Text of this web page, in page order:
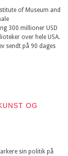
of Museum and
300 millioner USD
over hele USA.
sendt på 90 dages
OG
sin politik på